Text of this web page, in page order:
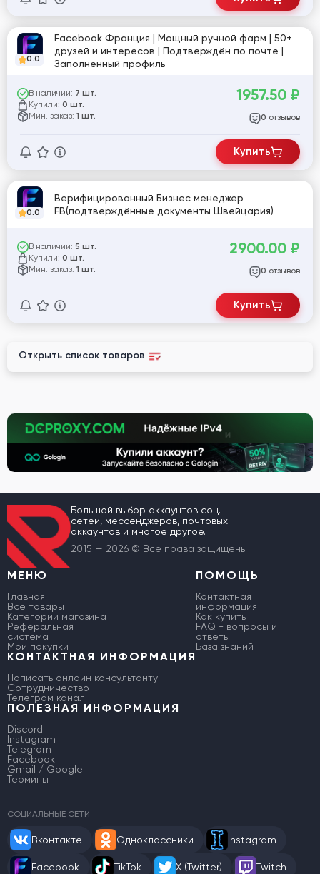
0.0
Facebook Франция | Мощный ручной фарм | 50+
друзей и интересов | Подтверждён по почте |
Заполненный профиль
В наличии: 7 шт.
Купили: 0 шт.
Мин. заказ: 1 шт.
1957.50 ₽
0 отзывов
Купить
0.0
Верифицированный Бизнес менеджер
FB(подтверждённые документы Швейцария)
В наличии: 5 шт.
Купили: 0 шт.
Мин. заказ: 1 шт.
2900.00 ₽
0 отзывов
Купить
Открыть список товаров
Большой выбор аккаунтов соц.
сетей, мессенджеров, почтовых
аккаунтов и многое другое.
2015 — 2026 © Все права защищены
МЕНЮ
Главная
Все товары
Категории магазина
Реферальная
система
Мои покупки
ПОМОЩЬ
Контактная
информация
Как купить
FAQ - вопросы и
ответы
База знаний
КОНТАКТНАЯ ИНФОРМАЦИЯ
Написать онлайн консультанту
Сотрудничество
Телеграм канал
ПОЛЕЗНАЯ ИНФОРМАЦИЯ
Discord
Instagram
Telegram
Facebook
Gmail / Google
Термины
СОЦИАЛЬНЫЕ СЕТИ
Вконтакте Одноклассники Instagram
Facebook TikTok X (Twitter) Twitch